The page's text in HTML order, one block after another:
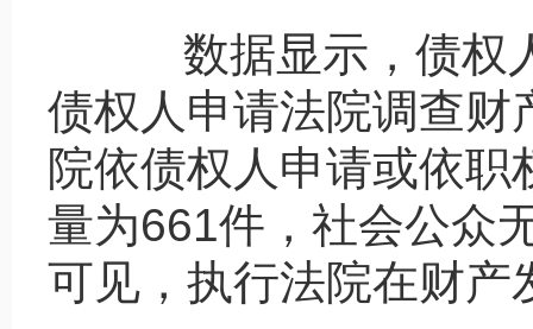
数据显示，债权人
债权人申请法院调查财
院依债权人申请或依
量为661件，社会公众
可见，执行法院在财产